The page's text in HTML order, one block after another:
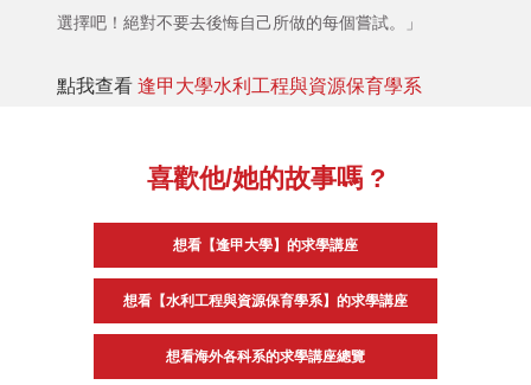
選擇吧！絕對不要去後悔自己所做的每個嘗試。」
點我查看 逢甲大學水利工程與資源保育學系
喜歡他/她的故事嗎 ?
想看【逢甲大學】的求學講座
想看【水利工程與資源保育學系】的求學講座
想看海外各科系的求學講座總覽